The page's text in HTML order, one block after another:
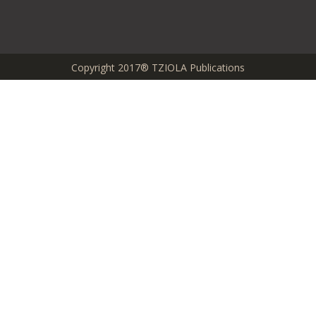
Copyright 2017® TZIOLA Publications